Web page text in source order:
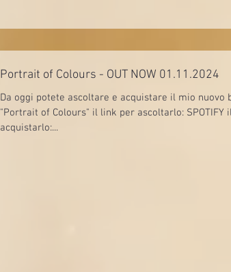
Portrait of Colours - OUT NOW 01.11.2024
Da oggi potete ascoltare e acquistare il mio nuovo
"Portrait of Colours" il link per ascoltarlo: SPOTIFY il link per
acquistarlo:...